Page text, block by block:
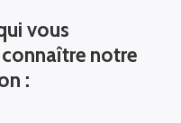
vous
notre
: